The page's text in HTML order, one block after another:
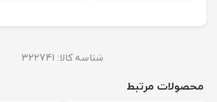
شناسه کالا: 322741
محصولات مرتبط